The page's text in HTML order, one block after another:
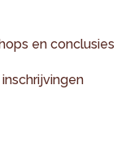
en conclusies